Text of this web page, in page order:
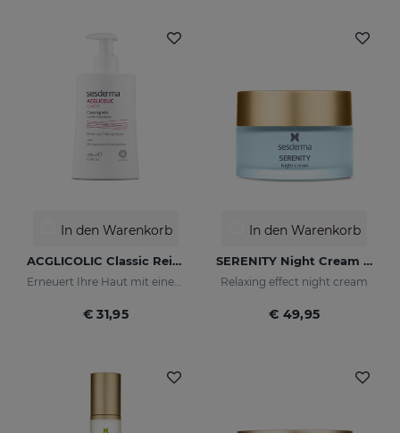
In den Warenkorb
ACGLICOLIC Classic Reinigungsmilch
Erneuert Ihre Haut mit einer noch nie dagewesenen Wirksamkeit.
€ 31,95
In den Warenkorb
SERENITY Night Cream 1.7 Fl. Oz
Relaxing effect night cream
€ 49,95